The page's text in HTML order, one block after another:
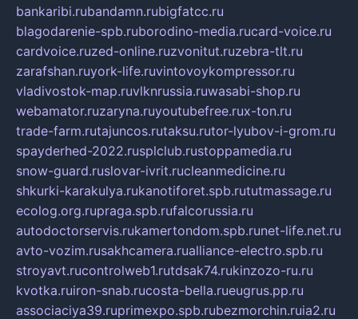
bankaribi.rubandamn.rubigfatcc.ru
blagodarenie-spb.ruborodino-media.rucard-voice.ru
cardvoice.ruzed-online.ruzvonitut.ruzebra-tlt.ru
zarafshan.ruyork-life.ruvintovoykompressor.ru
vladivostok-map.ruvlknrussia.ruwasabi-shop.ru
webamator.ruzaryna.ruyoutubefree.rux-ton.ru
trade-farm.rutajuncos.rutaksu.rutor-lyubov-i-grom.ru
spayderhed-2022.rusplclub.rustoppamedia.ru
snow-guard.ruslovar-ivrit.rucleanmedicine.ru
shkurki-karakulya.rukanotiforet.spb.rututmassage.ru
ecolog.org.rupraga.spb.rufalcorussia.ru
autodoctorservis.rukamertondom.spb.runet-life.net.ru
avto-vozim.rusakhcamera.rualliance-electro.spb.ru
stroyavt.rucontrolweb1.rutdsak74.rukinzozo-ru.ru
kvotka.ruiron-snab.rucosta-bella.rueugrus.pp.ru
associaciya39.ruprimexpo.spb.rubezmorchin.ruia2.ru